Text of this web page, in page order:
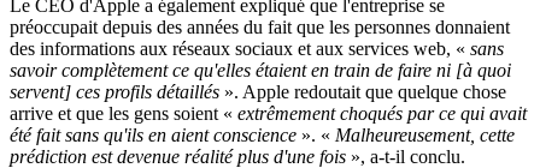
Le CEO d'Apple a également expliqué que l'entreprise se
préoccupait depuis des années du fait que les personnes donnaient
des informations aux réseaux sociaux et aux services web, « sans
savoir complètement ce qu'elles étaient en train de faire ni [à quoi
servent] ces profils détaillés ». Apple redoutait que quelque chose
arrive et que les gens soient « extrêmement choqués par ce qui avait
été fait sans qu'ils en aient conscience ». « Malheureusement, cette
prédiction est devenue réalité plus d'une fois », a-t-il conclu.